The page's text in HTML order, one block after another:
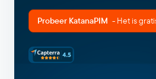
Probeer KatanaPIM - Het is